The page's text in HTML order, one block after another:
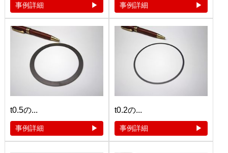
事例詳細 事例詳細
t0.5の...
事例詳細
t0.2の...
事例詳細